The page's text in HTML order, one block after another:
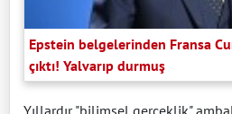
Epstein belgelerinden Fransa
çıktı! Yalvarıp durmuş
Yıllardır "bilimsel gerçeklik"